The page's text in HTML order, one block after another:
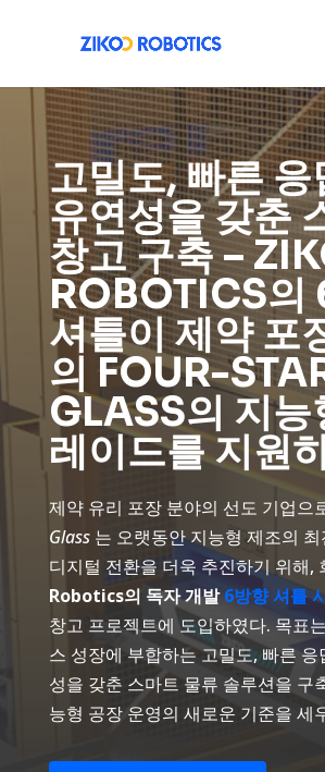
고밀도, 빠른 응
유연성을 갖춘
창고 구축 –
ROBOTICS의
셔틀이 제약 포
의 FOUR-
GLASS의 지능
레이드를 지원
제약 유리 포장 분야의 선도 기업으
Glass는 오랫동안 지능형 제조의 최
디지털 전환을 더욱 추진하기 위해,
Robotics의 독자 개발6방향 셔틀
창고 프로젝트에 도입하였다. 목표
스 성장에 부합하는 고밀도, 빠른
성을 갖춘 스마트 물류 솔루션을
능형 공장 운영의 새로운 기준을 세